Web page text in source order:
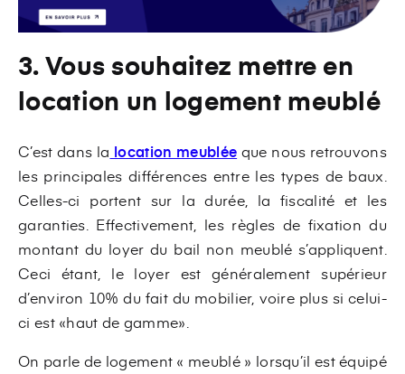
3. Vous souhaitez mettre en
location un logement meublé
C’est dans la location meublée que nous retrouvons
les principales différences entre les types de baux.
Celles-ci portent sur la durée, la fiscalité et les
garanties. Effectivement, les règles de fixation du
montant du loyer du bail non meublé s’appliquent.
Ceci étant, le loyer est généralement supérieur
d’environ 10% du fait du mobilier, voire plus si celui-
ci est «haut de gamme».
On parle de logement « meublé » lorsqu’il est équipé